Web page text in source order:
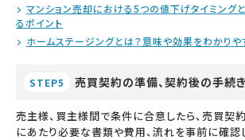
マンション売却における5つの値下げタイミング
るポイント
ホームステージングとは？意味や効果をわかりや
STEP5 売買契約の準備、契約後の手続き
売主様、買主様間で条件に合意したら、売買契
にあたり必要な書類や費用、流れを事前に確認し